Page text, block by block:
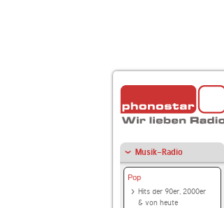
Musik-Radio
Pop
Hits der 90er, 2000er
& von heute